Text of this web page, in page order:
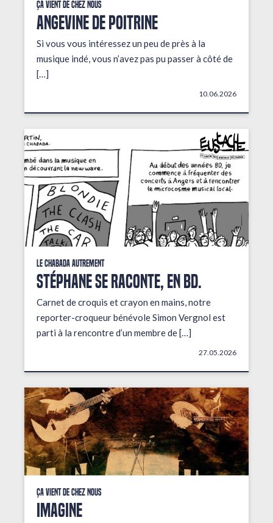
Ça vient de chez nous
ANGEVINE DE POITRINE
Si vous vous intéressez un peu de près à la
musique indé, vous n’avez pas pu passer à côté de
[…]
10.06.2026
Le Chabada autrement
STÉPHANE SE RACONTE, EN BD.
Carnet de croquis et crayon en mains, notre
reporter-croqueur bénévole Simon Vergnol est
parti à la rencontre d’un membre de […]
27.05.2026
Ça vient de chez nous
IMAGINE